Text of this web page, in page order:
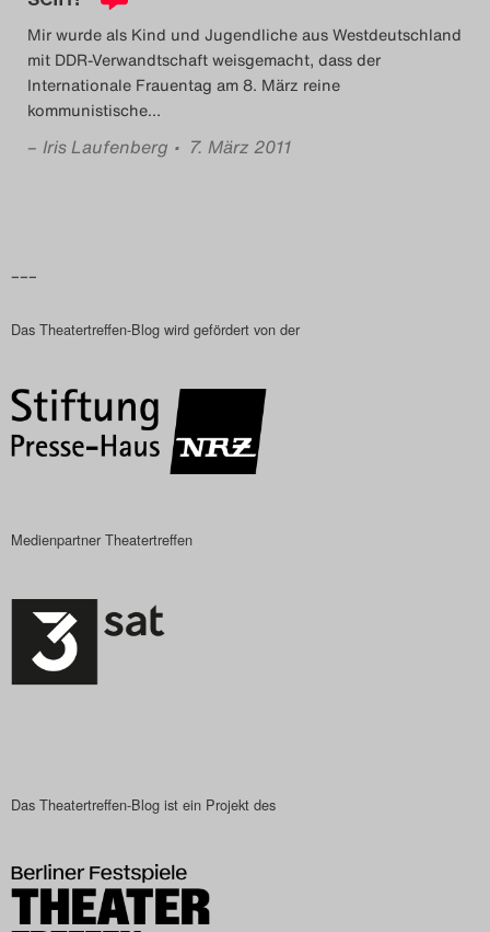
Mir wurde als Kind und Jugendliche aus Westdeutschland
mit DDR-Verwandtschaft weisgemacht, dass der
Internationale Frauentag am 8. März reine
kommunistische…
– Iris Laufenberg • 7. März 2011
–––
Das Theatertreffen-Blog wird gefördert von der
Medienpartner Theatertreffen
Das Theatertreffen-Blog ist ein Projekt des